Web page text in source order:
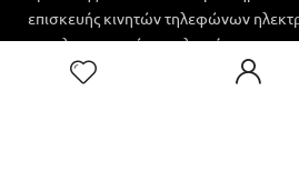
επισκευής κινητών τηλεφώνων
και ηλεκτρονικών κυκλωμάτων.